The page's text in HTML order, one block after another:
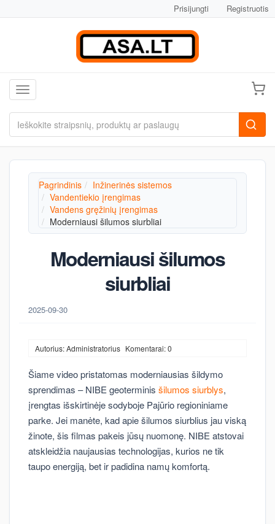
Prisijungti Registruotis
Toggle navigation
Pagrindinis
Inžinerinės sistemos
Vandentiekio įrengimas
Vandens gręžinių įrengimas
Moderniausi šilumos siurbliai
Moderniausi šilumos
siurbliai
2025-09-30
Autorius: Administratorius Komentarai: 0
Šiame video pristatomas moderniausias šildymo
sprendimas – NIBE geoterminis šilumos siurblys,
įrengtas išskirtinėje sodyboje Pajūrio regioniniame
parke. Jei manėte, kad apie šilumos siurblius jau viską
žinote, šis filmas pakeis jūsų nuomonę. NIBE atstovai
atskleidžia naujausias technologijas, kurios ne tik
taupo energiją, bet ir padidina namų komfortą.